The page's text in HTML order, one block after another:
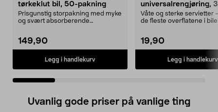
tørkeklut bil, 50-pakning
Prisgunstig storpakning med myke
og svært absorberende
149,90
Legg i handlekurv
universalrengjøring,
pakning
Våte og sterke servietter
de fleste overflatene i
19,90
Legg i handlekurv
Uvanlig gode priser på vanlige ting